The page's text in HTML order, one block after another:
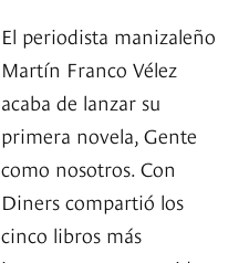
El periodista manizaleño
Martín Franco Vélez
acaba de lanzar su
primera novela, Gente
como nosotros. Con
Diners compartió los
cinco libros más